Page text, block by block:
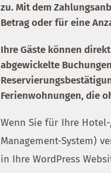
zu. Mit dem
Betrag oder für eine
Ihre Gäste können
abgewickelte
Ferienwohnungen, die
Wenn Sie für Ihre
Management-System)
in Ihre WordPress